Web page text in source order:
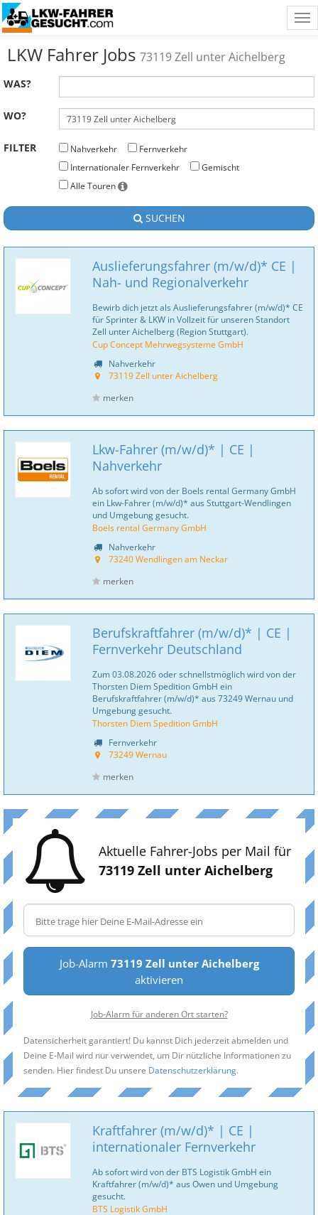
LKW Fahrer Jobs 73119 Zell unter Aichelberg
WAS?
WO?
FILTER Nahverkehr
Fernverkehr
Internationaler Fernverkehr
Gemischt
Alle Touren
SUCHEN
Auslieferungsfahrer (m/w/d)* CE |
Nah- und Regionalverkehr
Bewirb dich jetzt als Auslieferungsfahrer (m/w/d)* CE
für Sprinter & LKW in Vollzeit für unseren Standort
Zell unter Aichelberg (Region Stuttgart).
Cup Concept Mehrwegsysteme GmbH
Nahverkehr
73119 Zell unter Aichelberg
merken
Lkw-Fahrer (m/w/d)* | CE |
Nahverkehr
Ab sofort wird von der Boels rental Germany GmbH
ein Lkw-Fahrer (m/w/d)* aus Stuttgart-Wendlingen
und Umgebung gesucht.
Boels rental Germany GmbH
Nahverkehr
73240 Wendlingen am Neckar
merken
Berufskraftfahrer (m/w/d)* | CE |
Fernverkehr Deutschland
Zum 03.08.2026 oder schnellstmöglich wird von der
Thorsten Diem Spedition GmbH ein
Berufskraftfahrer (m/w/d)* aus 73249 Wernau und
Umgebung gesucht.
Thorsten Diem Spedition GmbH
Fernverkehr
73249 Wernau
merken
Aktuelle Fahrer-Jobs per Mail für
73119 Zell unter Aichelberg
Job-Alarm 73119 Zell unter Aichelberg
aktivieren
Job-Alarm für anderen Ort starten?
Datensicherheit garantiert! Du kannst Dich jederzeit abmelden und
Deine E-Mail wird nur verwendet, um Dir nützliche Informationen zu
senden. Hier findest Du unsere Datenschutzerklärung.
Kraftfahrer (m/w/d)* | CE |
internationaler Fernverkehr
Ab sofort wird von der BTS Logistik GmbH ein
Kraftfahrer (m/w/d)* aus Owen und Umgebung
gesucht.
BTS Logistik GmbH